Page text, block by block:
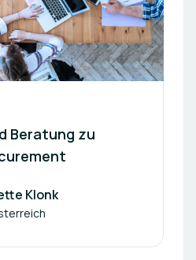
Beratung zu
Klonk